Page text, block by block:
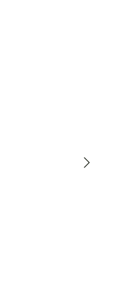
Suivant